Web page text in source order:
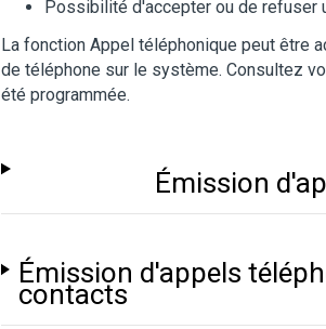
Possibilité d'accepter ou de refuser
La fonction Appel téléphonique peut être
de téléphone sur le système. Consultez
été programmée.
Émission
Émission d'appels
contacts